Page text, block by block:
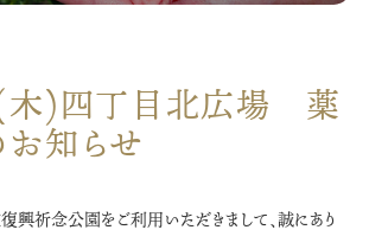
木)四丁目北広場 薬
知らせ
興祈念公園をご利用いただきまして、誠にあり